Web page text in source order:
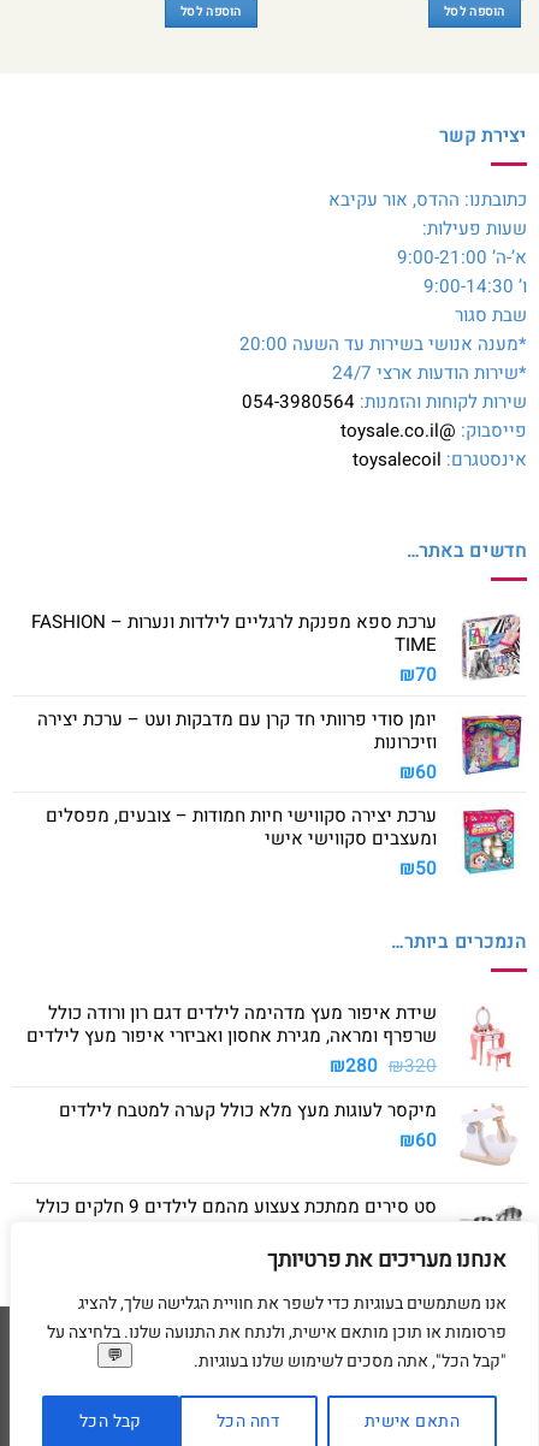
אנחנו מעריכים את פרטיותך
אנו משתמשים בעוגיות כדי לשפר את חוויית הגלישה שלך, להציג
פרסומות או תוכן מותאם אישית, ולנתח את התנועה שלנו. בלחיצה על
"קבל הכל", אתה מסכים לשימוש שלנו בעוגיות.
התאם אישית דחה הכל קבל הכל
הוספה לסל הוספה לסל
יצירת קשר
כתובתנו: ההדס, אור עקיבא
שעות פעילות:
א’-ה’ 9:00-21:00
ו’ 9:00-14:30
שבת סגור
*מענה אנושי בשירות עד השעה 20:00
*שירות הודעות ארצי 24/7
שירות לקוחות והזמנות: 054-3980564
פייסבוק: @toysale.co.il
אינסטגרם: toysalecoil
חדשים באתר…
ערכת ספא מפנקת לרגליים לילדות ונערות – FASHION
TIME
₪70
יומן סודי פרוותי חד קרן עם מדבקות ועט – ערכת יצירה
וזיכרונות
₪60
ערכת יצירה סקווישי חיות חמודות – צובעים, מפסלים
ומעצבים סקווישי אישי
₪50
הנמכרים ביותר…
שידת איפור מעץ מדהימה לילדים דגם רון ורודה כולל
שרפרף ומראה, מגירת אחסון ואביזרי איפור מעץ לילדים
₪320
המחיר
היה:
₪280 המחיר
הוא:
מיקסר לעוגות מעץ מלא כולל קערה למטבח לילדים
₪60
סט סירים ממתכת צעצוע מהמם לילדים 9 חלקים כולל
₪40
Visa
MasterCard
American
Express
Visa
דף הבית מדיניות משלוחים מדיניות החזרת מוצרים תקנון מדיניות פרטיות
בקשת מחיקת פרטים אישיים